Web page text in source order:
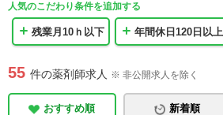
人気のこだわり条件を追加する
残業月10ｈ以下 年間休日120日以上
55 件の薬剤師求人 ※ 非公開求人を除く
おすすめ順 新着順